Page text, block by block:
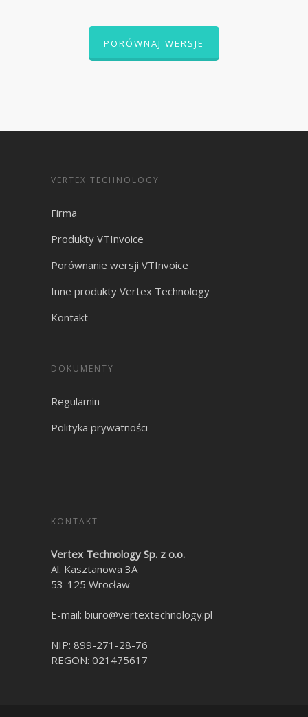
PORÓWNAJ WERSJE
VERTEX TECHNOLOGY
Firma
Produkty VTInvoice
Porównanie wersji VTInvoice
Inne produkty Vertex Technology
Kontakt
DOKUMENTY
Regulamin
Polityka prywatności
KONTAKT
Vertex Technology Sp. z o.o.
Al. Kasztanowa 3A
53-125 Wrocław
E-mail: biuro@vertextechnology.pl
NIP: 899-271-28-76
REGON: 021475617